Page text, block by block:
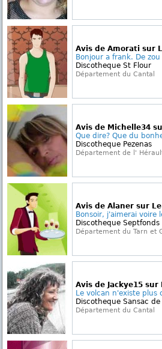
Avis de Amorati sur
Bonjour a frank. De
Discotheque St Flour
Département du Cantal
Avis de Michelle34
Que dire? Que du
Discotheque Pezenas
Département de l'
Avis de Alaner sur
Bonsoir, j'aimerai voire
Discotheque Septfonds
Département du Tarn et
Avis de Jackye15 sur
Le volcan n'existe plus
Discotheque Sansac de
Département du Cantal